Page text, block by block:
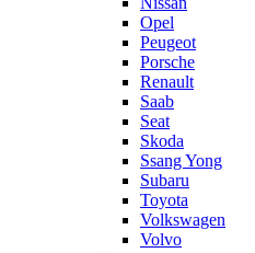
Opel
Peugeot
Porsche
Renault
Saab
Seat
Skoda
Ssang Yong
Subaru
Toyota
Volkswagen
Volvo